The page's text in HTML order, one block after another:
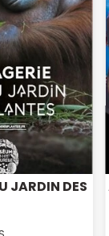
JARDIN DES